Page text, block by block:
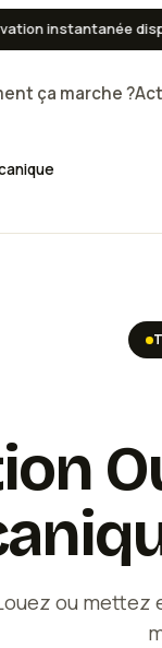
instantanée
ça marche ?
ou mettez